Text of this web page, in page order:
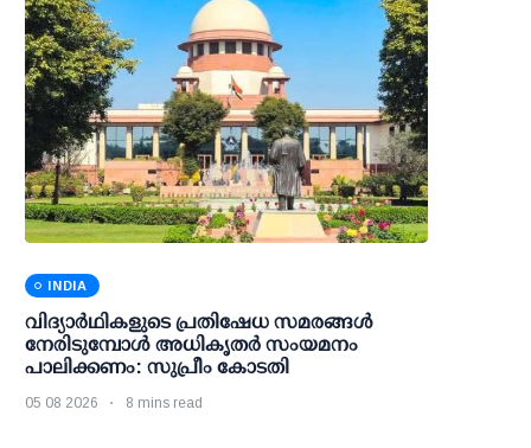
INDIA
വിദ്യാര്‍ഥികളുടെ പ്രതിഷേധ സമരങ്ങള്‍
നേരിടുമ്പോള്‍ അധികൃതര്‍ സംയമനം
പാലിക്കണം: സുപ്രീം കോടതി
05 08 2026 8 mins read